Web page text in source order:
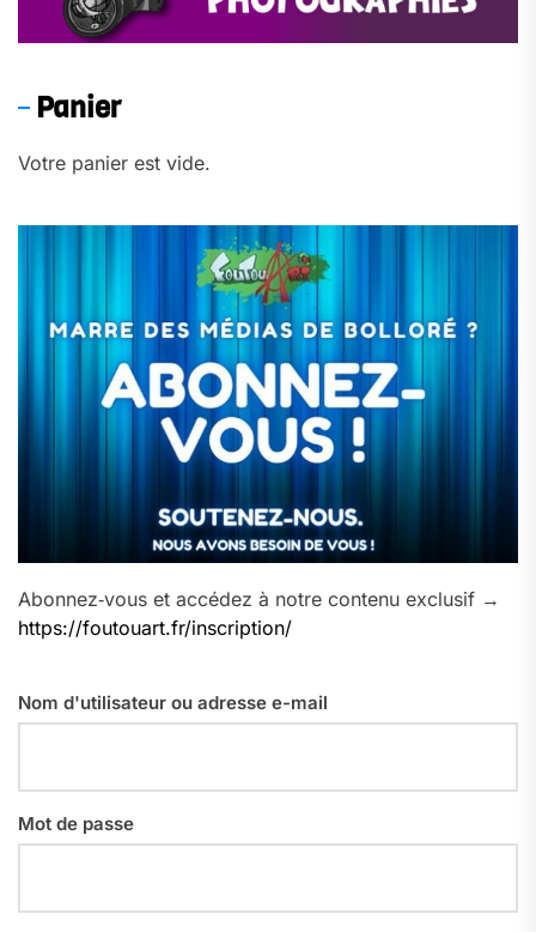
Panier
Votre panier est vide.
Abonnez‑vous et accédez à notre contenu exclusif →
https://foutouart.fr/inscription/
Nom d'utilisateur ou adresse e-mail
Mot de passe